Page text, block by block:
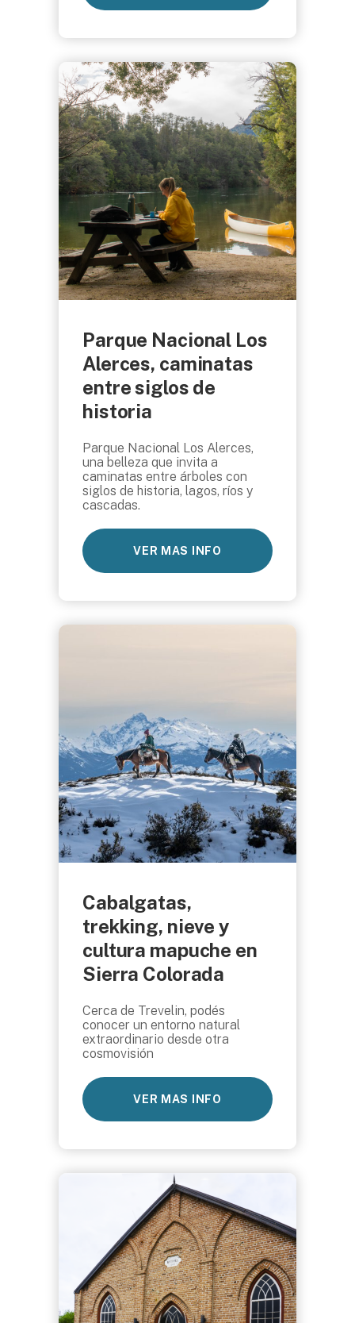
Parque Nacional Los
Alerces, caminatas
entre siglos de
historia
Parque Nacional Los Alerces,
una belleza que invita a
caminatas entre árboles con
siglos de historia, lagos, ríos y
cascadas.
VER MAS INFO
Cabalgatas,
trekking, nieve y
cultura mapuche en
Sierra Colorada
Cerca de Trevelin, podés
conocer un entorno natural
extraordinario desde otra
cosmovisión
VER MAS INFO